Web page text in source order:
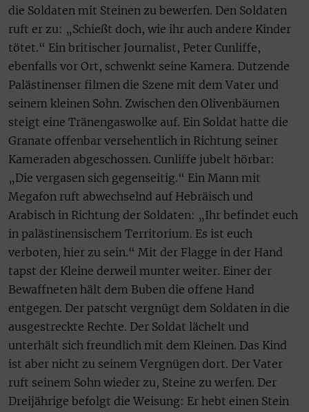
die Soldaten mit Steinen zu bewerfen. Den Soldaten
ruft er zu: „Schießt doch, wie ihr auch andere Kinder
tötet.“ Ein britischer Journalist, Peter Cunliffe,
ebenfalls vor Ort, schwenkt seine Kamera. Dutzende
Palästinenser filmen die Szene mit dem Vater und
seinem kleinen Sohn. Zwischen den Olivenbäumen
steigt eine Tränengaswolke auf. Ein Soldat hatte die
Granate offenbar versehentlich in Richtung seiner
Kameraden abgeschossen. Cunliffe jubelt hörbar:
„Die vergasen sich gegenseitig.“ Ein Mann mit
Megafon ruft abwechselnd auf Hebräisch und
Arabisch in Richtung der Soldaten: „Ihr befindet euch
in palästinensischem Territorium. Es ist euch
verboten, hier zu sein.“ Mit der Flagge in der Hand
tapst der Kleine derweil munter weiter. Einer der
Bewaffneten hält dem Buben die offene Hand
entgegen. Der patscht vergnügt dem Soldaten in die
ausgestreckte Rechte. Der Soldat lächelt und
unterhält sich freundlich mit dem Kleinen. Das Kind
ist aber nicht zu seinem Vergnügen dort. Der Vater
ruft seinem Sohn wieder zu, Steine zu werfen. Der
Dreijährige befolgt die Weisung: Er hebt einen Stein